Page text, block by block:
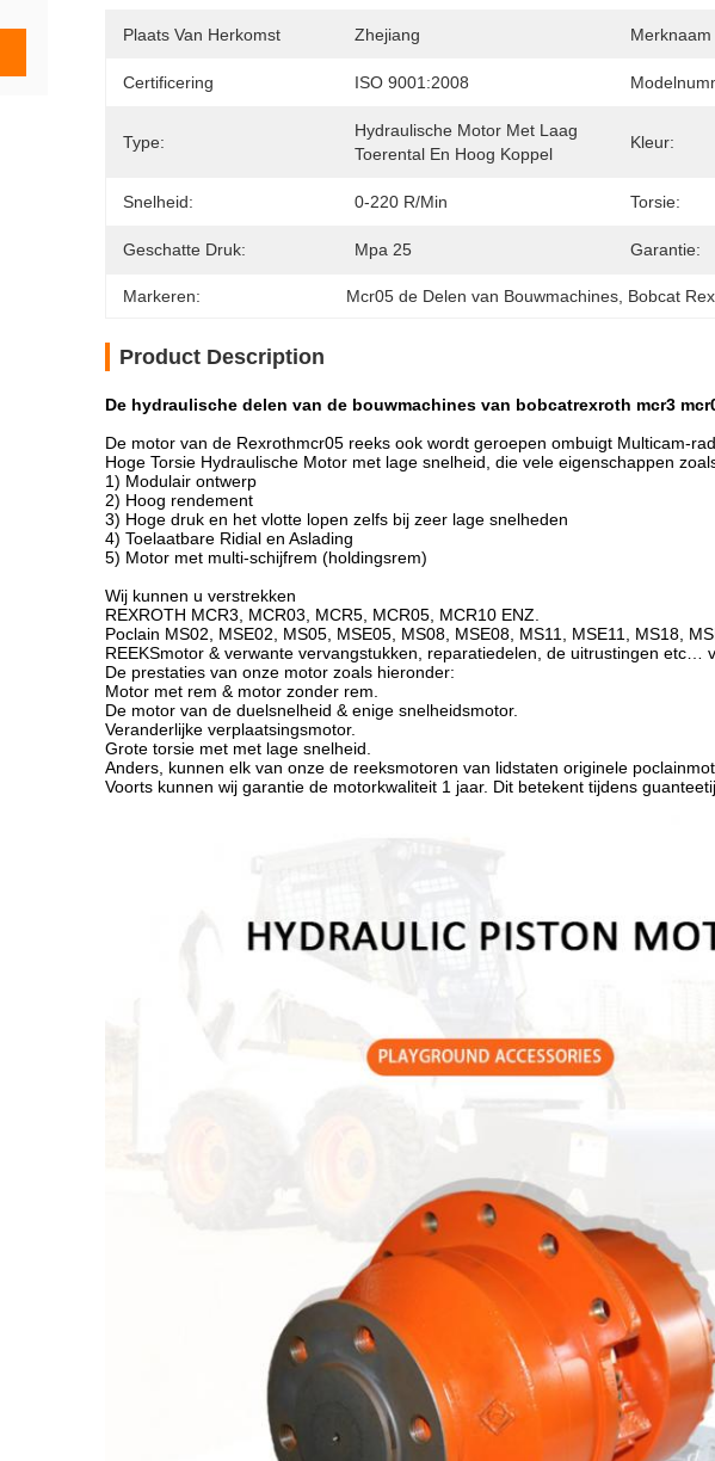
Plaats Van Herkomst Zhejiang Merknaam
Certificering ISO 9001:2008
Type:
Hydraulische Motor Met Laag
Toerental En Hoog Koppel
Kleur:
Snelheid: 0-220 R/min Torsie:
Geschatte Druk: Mpa 25 Garantie:
Markeren: Mcr05 de Delen van Bouwmachines Bobcat
Product Description
De hydraulische delen van de bouwmachines van bobcatrexroth mcr3
De motor van de Rexrothmcr05 reeks ook wordt geroepen ombuigt Multicam-
Hoge Torsie Hydraulische Motor met lage snelheid, die vele eigenschappen
1) Modulair ontwerp
2) Hoog rendement
3) Hoge druk en het vlotte lopen zelfs bij zeer lage snelheden
4) Toelaatbare Ridial en Aslading
5) Motor met multi-schijfrem (holdingsrem)
Wij kunnen u verstrekken
REXROTH MCR3, MCR03, MCR5, MCR05, MCR10 ENZ.
Poclain MS02, MSE02, MS05, MSE05, MS08, MSE08, MS11, MSE11, MS18,
REEKSmotor & verwante vervangstukken, reparatiedelen, de uitrustingen etc…
De prestaties van onze motor zoals hieronder:
Motor met rem & motor zonder rem.
De motor van de duelsnelheid & enige snelheidsmotor.
Veranderlijke verplaatsingsmotor.
Grote torsie met met lage snelheid.
Anders, kunnen elk van onze de reeksmotoren van lidstaten originele
Voorts kunnen wij garantie de motorkwaliteit 1 jaar. Dit betekent tijdens